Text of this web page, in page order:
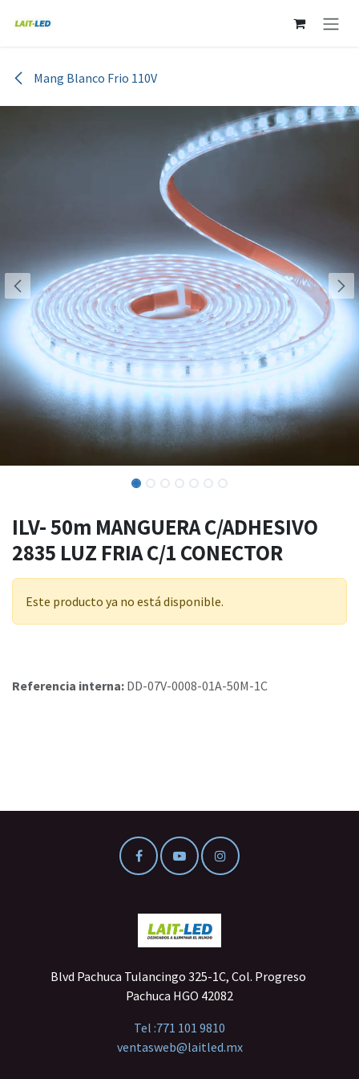
Mang Blanco Frio 110V
ILV- 50m MANGUERA C/ADHESIVO
2835 LUZ FRIA C/1 CONECTOR
Este producto ya no está disponible.
Referencia interna: DD-07V-0008-01A-50M-1C
Blvd Pachuca Tulancingo 325-1C, Col. Progreso
Pachuca HGO 42082
Tel :771 101 9810
ventasweb@laitled.mx